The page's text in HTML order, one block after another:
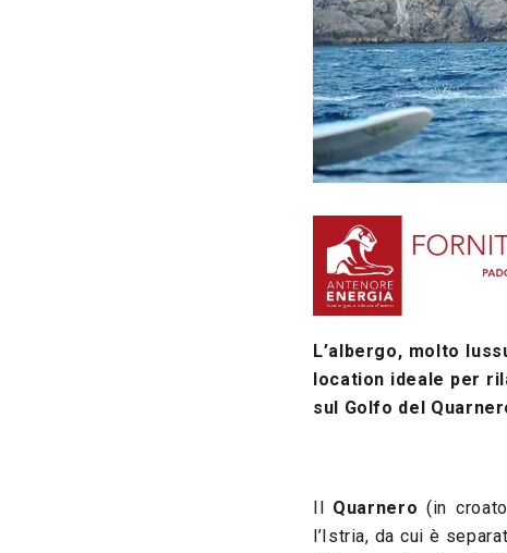
L’albergo, molto
location ideale per
sul Golfo del
Quarnero (in
l’Istria, da cui è